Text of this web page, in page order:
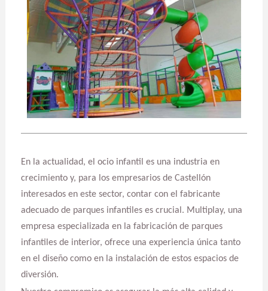
En la actualidad, el ocio infantil es una industria en
crecimiento y, para los empresarios de Castellón
interesados en este sector, contar con el fabricante
adecuado de parques infantiles es crucial. Multiplay, una
empresa especializada en la fabricación de parques
infantiles de interior, ofrece una experiencia única tanto
en el diseño como en la instalación de estos espacios de
diversión.